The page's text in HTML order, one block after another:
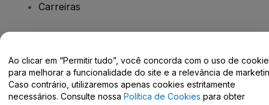
Carreiras
Centro de Ajuda / Fale Conosco
Ao clicar em “Permitir tudo”, você concorda com o uso de
para melhorar a funcionalidade do site e a relevância de
Caso contrário, utilizaremos apenas cookies estritamente
necessários. Consulte nossa Política de Cookies para obter